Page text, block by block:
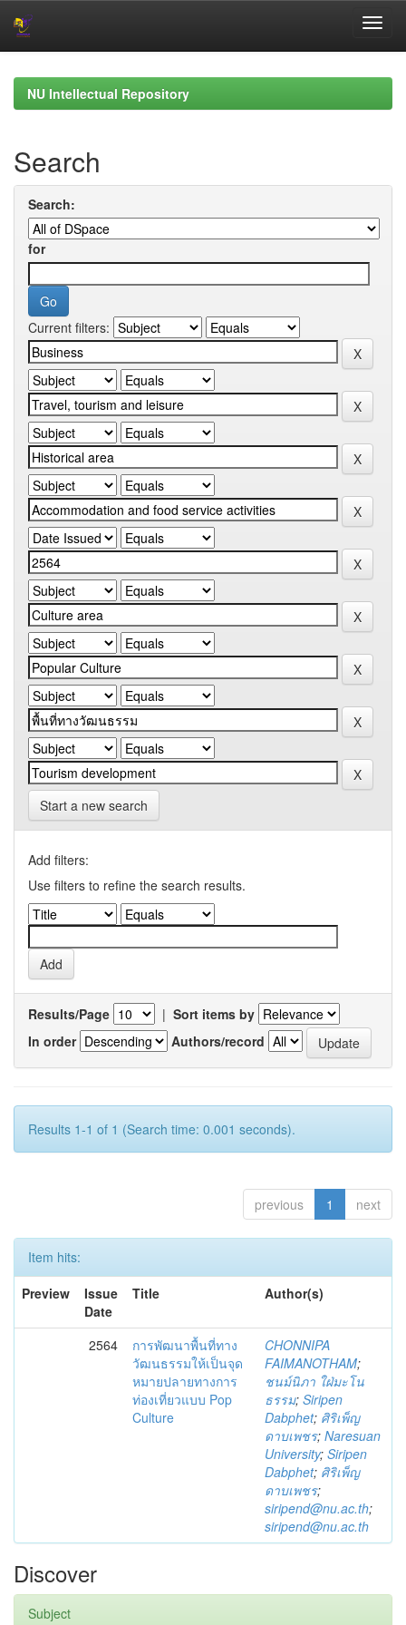
navigationNU Intellectual Repository
Search
Search:
for
Current filters:
Start a new search
Add filters:
Use filters to refine the search results.
Results/Page | Sort items by
In order
Authors/record
Results 1-1 of 1 (Search time: 0.001 seconds).
previous 1 next
Item hits:
Preview
Issue
Date
Title Author(s)
2564
การพัฒนาพื้นที่ทาง
วัฒนธรรมให้เป็นจุด
หมายปลายทางการ
ท่องเที่ยวแบบ Pop
Culture
CHONNIPA
FAIMANOTHAM;
ชนม์นิภา ใฝ่มะโน
ธรรม; Siripen
Dabphet; ศิริเพ็ญ
ดาบเพชร; Naresuan
University; Siripen
Dabphet; ศิริเพ็ญ
ดาบเพชร;
siripend@nu.ac.th;
siripend@nu.ac.th
Discover
Subject